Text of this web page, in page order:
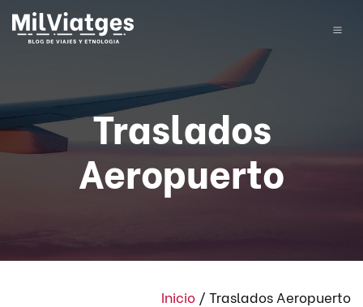
Traslados
Aeropuerto
Inicio / Traslados Aeropuerto